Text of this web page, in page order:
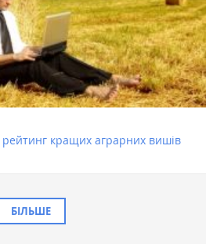
кращих аграрних вишів
БІЛЬШЕ